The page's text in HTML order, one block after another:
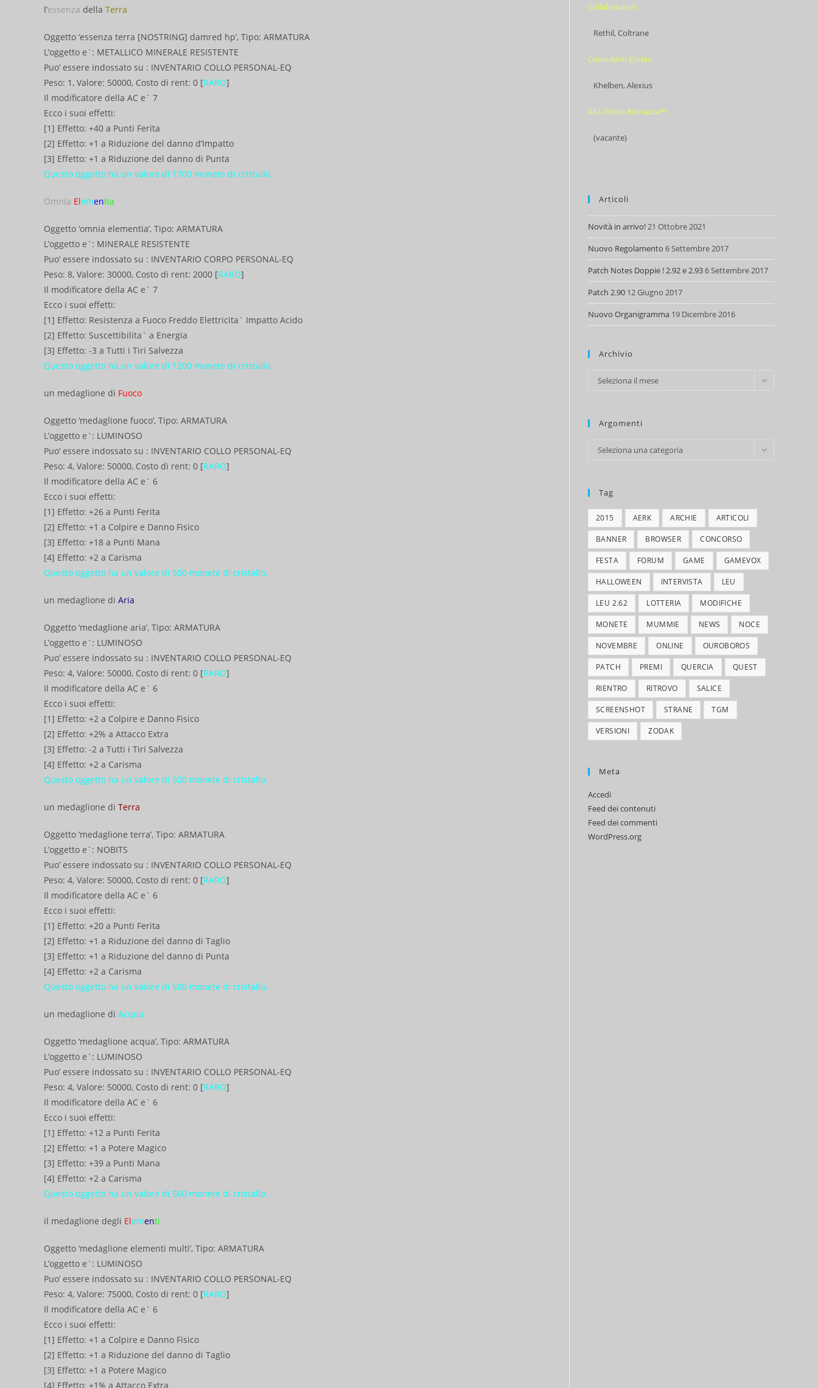
l’essenza della Terra
Oggetto ‘essenza terra [NOSTRING] damred hp’, Tipo: ARMATURA
L’oggetto e`: METALLICO MINERALE RESISTENTE
Puo’ essere indossato su : INVENTARIO COLLO PERSONAL-EQ
Peso: 1, Valore: 50000, Costo di rent: 0 [RARO]
Il modificatore della AC e` 7
Ecco i suoi effetti:
[1] Effetto: +40 a Punti Ferita
[2] Effetto: +1 a Riduzione del danno d’Impatto
[3] Effetto: +1 a Riduzione del danno di Punta
Questo oggetto ha un valore di 1700 monete di cristallo.
Omnia Elementia
Oggetto ‘omnia elementia’, Tipo: ARMATURA
L’oggetto e`: MINERALE RESISTENTE
Puo’ essere indossato su : INVENTARIO CORPO PERSONAL-EQ
Peso: 8, Valore: 30000, Costo di rent: 2000 [RARO]
Il modificatore della AC e` 7
Ecco i suoi effetti:
[1] Effetto: Resistenza a Fuoco Freddo Elettricita` Impatto Acido
[2] Effetto: Suscettibilita` a Energia
[3] Effetto: -3 a Tutti i Tiri Salvezza
Questo oggetto ha un valore di 1200 monete di cristallo.
un medaglione di Fuoco
Oggetto ‘medaglione fuoco’, Tipo: ARMATURA
L’oggetto e`: LUMINOSO
Puo’ essere indossato su : INVENTARIO COLLO PERSONAL-EQ
Peso: 4, Valore: 50000, Costo di rent: 0 [RARO]
Il modificatore della AC e` 6
Ecco i suoi effetti:
[1] Effetto: +26 a Punti Ferita
[2] Effetto: +1 a Colpire e Danno Fisico
[3] Effetto: +18 a Punti Mana
[4] Effetto: +2 a Carisma
Questo oggetto ha un valore di 500 monete di cristallo.
un medaglione di Aria
Oggetto ‘medaglione aria’, Tipo: ARMATURA
L’oggetto e`: LUMINOSO
Puo’ essere indossato su : INVENTARIO COLLO PERSONAL-EQ
Peso: 4, Valore: 50000, Costo di rent: 0 [RARO]
Il modificatore della AC e` 6
Ecco i suoi effetti:
[1] Effetto: +2 a Colpire e Danno Fisico
[2] Effetto: +2% a Attacco Extra
[3] Effetto: -2 a Tutti i Tiri Salvezza
[4] Effetto: +2 a Carisma
Questo oggetto ha un valore di 500 monete di cristallo.
un medaglione di Terra
Oggetto ‘medaglione terra’, Tipo: ARMATURA
L’oggetto e`: NOBITS
Puo’ essere indossato su : INVENTARIO COLLO PERSONAL-EQ
Peso: 4, Valore: 50000, Costo di rent: 0 [RARO]
Il modificatore della AC e` 6
Ecco i suoi effetti:
[1] Effetto: +20 a Punti Ferita
[2] Effetto: +1 a Riduzione del danno di Taglio
[3] Effetto: +1 a Riduzione del danno di Punta
[4] Effetto: +2 a Carisma
Questo oggetto ha un valore di 500 monete di cristallo.
un medaglione di Acqua
Oggetto ‘medaglione acqua’, Tipo: ARMATURA
L’oggetto e`: LUMINOSO
Puo’ essere indossato su : INVENTARIO COLLO PERSONAL-EQ
Peso: 4, Valore: 50000, Costo di rent: 0 [RARO]
Il modificatore della AC e` 6
Ecco i suoi effetti:
[1] Effetto: +12 a Punti Ferita
[2] Effetto: +1 a Potere Magico
[3] Effetto: +39 a Punti Mana
[4] Effetto: +2 a Carisma
Questo oggetto ha un valore di 500 monete di cristallo.
il medaglione degli Elementi
Oggetto ‘medaglione elementi multi’, Tipo: ARMATURA
L’oggetto e`: LUMINOSO
Puo’ essere indossato su : INVENTARIO COLLO PERSONAL-EQ
Peso: 4, Valore: 75000, Costo di rent: 0 [RARO]
Il modificatore della AC e` 6
Ecco i suoi effetti:
[1] Effetto: +1 a Colpire e Danno Fisico
[2] Effetto: +1 a Riduzione del danno di Taglio
[3] Effetto: +1 a Potere Magico
[4] Effetto: +1% a Attacco Extra
Collaboratori:
Rethil, Coltrane
Consulenti Coder:
Khelben, Alexius
Alla Divina Ramazza™:
(vacante)
Articoli
Novità in arrivo!21 Ottobre 2021
Nuovo Regolamento 6 Settembre 2017
Patch Notes Doppie ! 2.92 e 2.936 Settembre 2017
Patch 2.90 12 Giugno 2017
Nuovo Organigramma 19 Dicembre 2016
Archivio
Archivio
Seleziona il mese
Argomenti
Argomenti
Seleziona una categoria
Tag
2015 AERK ARCHIE ARTICOLI
BANNER BROWSER CONCORSO
FESTA FORUM GAME GAMEVOX
HALLOWEEN INTERVISTA LEU
LEU 2.62 LOTTERIA MODIFICHE
MONETE MUMMIE NEWS NOCE
NOVEMBRE ONLINE OUROBOROS
PATCH PREMI QUERCIA QUEST
RIENTRO RITROVO SALICE
SCREENSHOT STRANE TGM
VERSIONI ZODAK
Meta
Accedi
Feed dei contenuti
Feed dei commenti
WordPress.org